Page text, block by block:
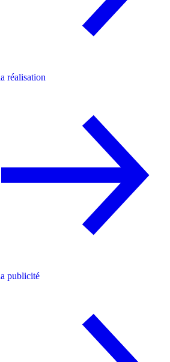
réalisation
publicité